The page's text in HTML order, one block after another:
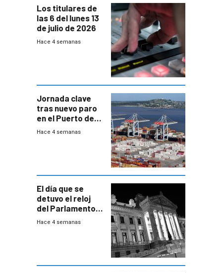
Los titulares de
las 6 del lunes 13
de julio de 2026
Hace 4 semanas
Jornada clave
tras nuevo paro
en el Puerto de
Montevideo
Hace 4 semanas
El día que se
detuvo el reloj
del Parlamento
para negociar
Hace 4 semanas